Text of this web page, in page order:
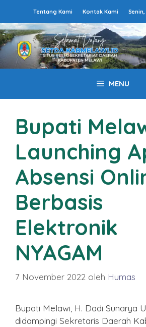
isi
Tentang Kami Kontak Kami
MENU
Bupati
Launching
Absensi
Berbasis
Elektronik
NYAGAM
7 November 2022 oleh Humas
Bupati Melawi, H. Dadi Sunarya
didampingi Sekretaris Daerah